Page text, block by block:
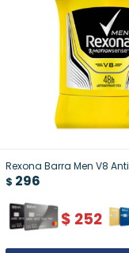
Rexona Barra Men V8
$ 296
$ 252